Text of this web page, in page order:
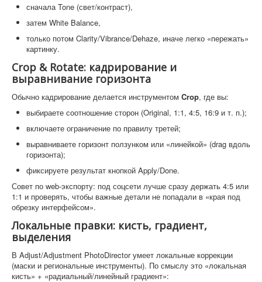
сначала Tone (свет/контраст),
затем White Balance,
только потом Clarity/Vibrance/Dehaze, иначе легко «пережать»
картинку.
Crop & Rotate: кадрирование и
выравнивание горизонта
Обычно кадрирование делается инструментом Crop, где вы:
выбираете соотношение сторон (Original, 1:1, 4:5, 16:9 и т. п.);
включаете ограничение по правилу третей;
выравниваете горизонт ползунком или «линейкой» (drag вдоль
горизонта);
фиксируете результат кнопкой Apply/Done.
Совет по web-экспорту: под соцсети лучше сразу держать 4:5 или
1:1 и проверять, чтобы важные детали не попадали в «края под
обрезку интерфейсом».
Локальные правки: кисть, градиент,
выделения
В Adjust/Adjustment PhotoDirector умеет локальные коррекции
(маски и региональные инструменты). По смыслу это «локальная
кисть» + «радиальный/линейный градиент»: